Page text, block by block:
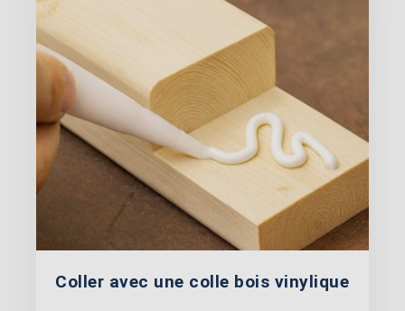
Coller avec une colle bois vinylique